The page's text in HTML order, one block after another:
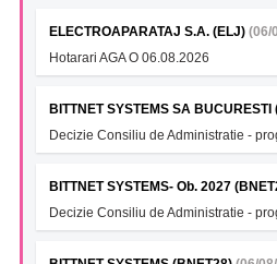
ELECTROAPARATAJ S.A. (ELJ) (06/
Hotarari AGA O 06.08.2026
BITTNET SYSTEMS SA BUCURESTI
Decizie Consiliu de Administratie -
BITTNET SYSTEMS- Ob. 2027
Decizie Consiliu de Administratie -